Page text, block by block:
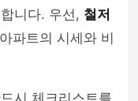
니다. 우선, 철저
파트의 시세와 비
시 체크리스트를